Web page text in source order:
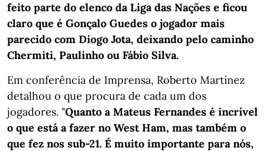
feito parte do elenco da Liga das Nações e ficou
claro que é Gonçalo Guedes o jogador mais
parecido com Diogo Jota, deixando pelo caminho
Chermiti, Paulinho ou Fábio Silva.
Em conferência de Imprensa, Roberto Martínez
detalhou o que procura de cada um dos
jogadores. "Quanto a Mateus Fernandes é incrível
o que está a fazer no West Ham, mas também o
que fez nos sub-21. É muito importante para nós,